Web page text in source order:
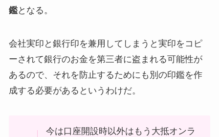
鑑となる。
会社実印と銀行印を兼用してしまうと実印をコピ
ーされて銀行のお金を第三者に盗まれる可能性が
あるので、それを防止するためにも別の印鑑を作
成する必要があるというわけだ。
今は口座開設時以外はもう大抵オンラ